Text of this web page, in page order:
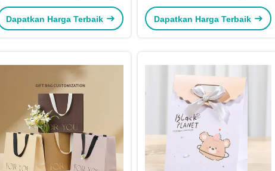
Hadiah Kertas Kraft
Dapatkan Harga Terbaik
Disesuaikan
Dapatkan Harga Terbaik